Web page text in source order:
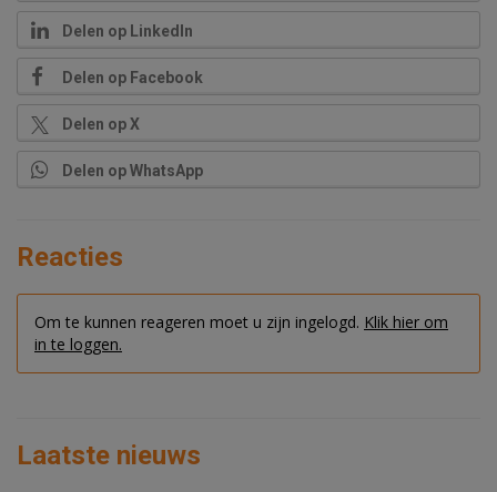
Delen op LinkedIn
Delen op Facebook
Delen op X
Delen op WhatsApp
Reacties
Om te kunnen reageren moet u zijn ingelogd. Klik hier om
in te loggen.
Laatste nieuws